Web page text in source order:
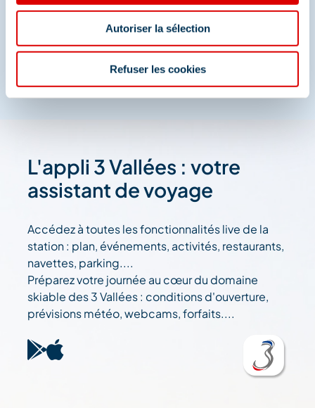
Autoriser la sélection
Refuser les cookies
L'appli 3 Vallées : votre
assistant de voyage
Accédez à toutes les fonctionnalités live de la
station : plan, événements, activités, restaurants,
navettes, parking....
Préparez votre journée au cœur du domaine
skiable des 3 Vallées : conditions d'ouverture,
prévisions météo, webcams, forfaits....